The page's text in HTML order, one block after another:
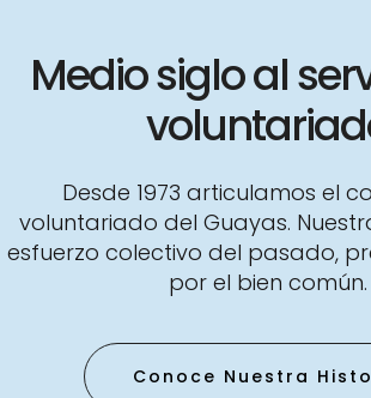
Medio siglo al
Desde 1973 articulamos el
voluntariado del Guayas.
esfuerzo colectivo del pasado,
por el bien común.
Conoce Nuestra